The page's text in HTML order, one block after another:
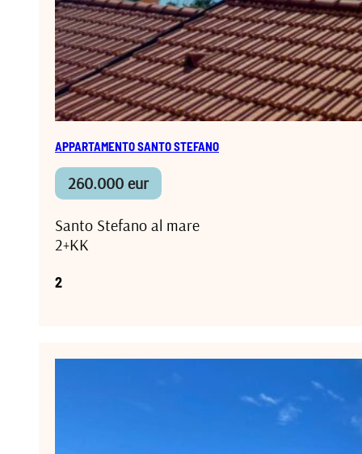
APPARTAMENTO SANTO STEFANO
260.000 eur
Santo Stefano al mare
2+KK
2